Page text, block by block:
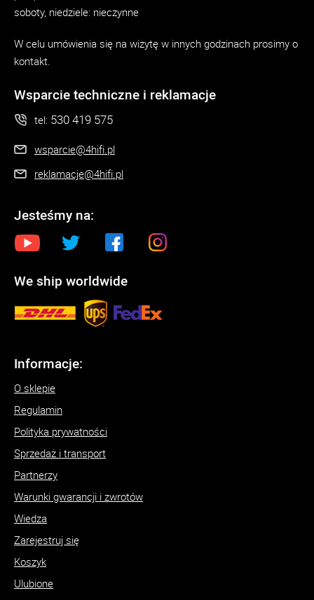
soboty, niedziele: nieczynne
W celu umówienia się na wizytę w innych godzinach prosimy o
kontakt.
Wsparcie techniczne i reklamacje
tel: 530 419 575
wsparcie@4hifi.pl
reklamacje@4hifi.pl
Jesteśmy na:
We ship worldwide
Informacje:
O sklepie
Regulamin
Polityka prywatności
Sprzedaż i transport
Partnerzy
Warunki gwarancji i zwrotów
Wiedza
Zarejestruj się
Koszyk
Ulubione